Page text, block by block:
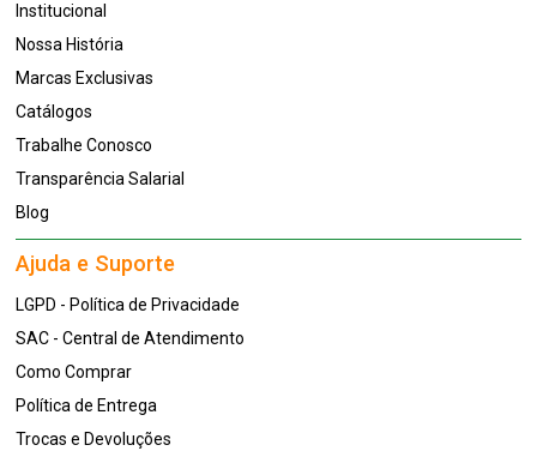
Institucional
Nossa História
Marcas Exclusivas
Catálogos
Trabalhe Conosco
Transparência Salarial
Blog
Ajuda e Suporte
LGPD - Política de Privacidade
SAC - Central de Atendimento
Como Comprar
Política de Entrega
Trocas e Devoluções